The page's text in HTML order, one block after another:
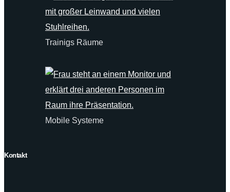
Trainigs Räume
Mobile Systeme
Kontakt